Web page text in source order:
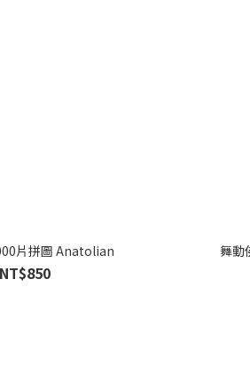
片拼圖 Anatolian
NT$850
舞動